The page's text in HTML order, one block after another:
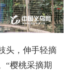
，伸手轻摘
“樱桃采摘期